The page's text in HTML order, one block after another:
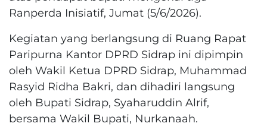
Ranperda Inisiatif, Jumat (5/6/2026).
Kegiatan yang berlangsung di Ruang Rapat
Paripurna Kantor DPRD Sidrap ini dipimpin
oleh Wakil Ketua DPRD Sidrap, Muhammad
Rasyid Ridha Bakri, dan dihadiri langsung
oleh Bupati Sidrap, Syaharuddin Alrif,
bersama Wakil Bupati, Nurkanaah.